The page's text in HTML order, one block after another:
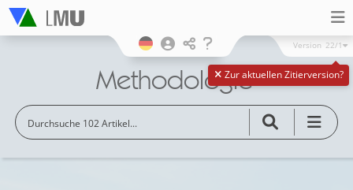
Zur aktuellen Zitierversion?
Version 22/1
Methodologie